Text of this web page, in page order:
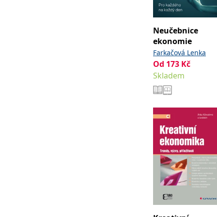
Neučebnice
ekonomie
Farkačová Lenka
Od 173 Kč
Skladem
web.
1 rok
Tento soubor
synchronizuje s
1 měsíc
Toto je velmi
3 měsíce
Tento soubor
uživatel mohl
7 dní Toto je soubor
1 rok
Toto je soubor
náš web.
15 minut Tento soubor
Tento soubor
uživatel mohl
Tento soubor
analýze a